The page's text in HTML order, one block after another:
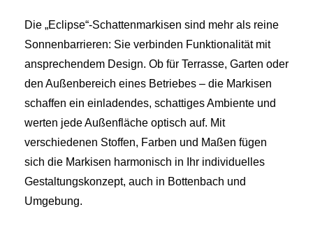
Die „Eclipse“-Schattenmarkisen sind mehr als reine
Sonnenbarrieren: Sie verbinden Funktionalität mit
ansprechendem Design. Ob für Terrasse, Garten oder
den Außenbereich eines Betriebes – die Markisen
schaffen ein einladendes, schattiges Ambiente und
werten jede Außenfläche optisch auf. Mit
verschiedenen Stoffen, Farben und Maßen fügen
sich die Markisen harmonisch in Ihr individuelles
Gestaltungskonzept, auch in Bottenbach und
Umgebung.